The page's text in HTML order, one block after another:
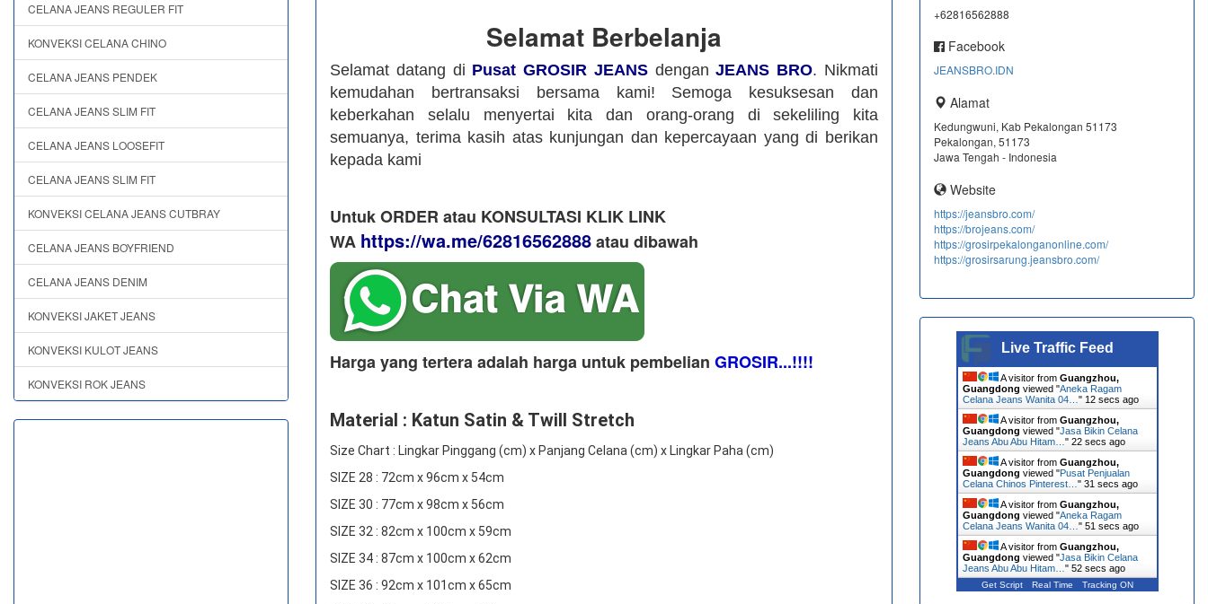
Selamat Berbelanja
Selamat datang di Pusat GROSIR JEANSdenganJEANS BRO. Nikmati
kemudahan bertransaksi bersama kami! Semoga kesuksesan dan
keberkahan selalu menyertai kita dan orang-orang di sekeliling kita
semuanya, terima kasih atas kunjungan dan kepercayaan yang di berikan
kepada kami
Untuk ORDER atau KONSULTASI KLIK LINK
WA https://wa.me/62816562888​ atau dibawah
Harga yang tertera adalah harga untuk pembelian GROSIR...!!!!
Material : Katun Satin & Twill Stretch
Size Chart : Lingkar Pinggang (cm) x Panjang Celana (cm) x Lingkar Paha (cm)
SIZE 28 : 72cm x 96cm x 54cm
SIZE 30 : 77cm x 98cm x 56cm
SIZE 32 : 82cm x 100cm x 59cm
SIZE 34 : 87cm x 100cm x 62cm
SIZE 36 : 92cm x 101cm x 65cm
CELANA JEANS REGULER FIT
KONVEKSI CELANA CHINO
CELANA JEANS PENDEK
CELANA JEANS SLIM FIT
CELANA JEANS LOOSEFIT
CELANA JEANS SLIM FIT
KONVEKSI CELANA JEANS CUTBRAY
CELANA JEANS BOYFRIEND
CELANA JEANS DENIM
KONVEKSI JAKET JEANS
KONVEKSI KULOT JEANS
KONVEKSI ROK JEANS
+62816562888
Facebook
JEANSBRO.IDN
Alamat
Kedungwuni, Kab Pekalongan 51173
Pekalongan, 51173
Jawa Tengah - Indonesia
Website
https://jeansbro.com/
https://brojeans.com/
https://grosirpekalonganonline.com/
https://grosirsarung.jeansbro.com/
Live Traffic Feed
A visitor from Guangzhou,
Guangdong viewed "Aneka Ragam
Celana Jeans Wanita 04… " 12 secs ago
A visitor from Guangzhou,
Guangdong viewed "Jasa Bikin Celana
Jeans Abu Abu Hitam… " 22 secs ago
A visitor from Guangzhou,
Guangdong viewed "Pusat Penjualan
Celana Chinos Pinterest… " 31 secs ago
A visitor from Guangzhou,
Guangdong viewed "Aneka Ragam
Celana Jeans Wanita 04… " 51 secs ago
A visitor from Guangzhou,
Guangdong viewed "Jasa Bikin Celana
Jeans Abu Abu Hitam… " 52 secs ago
Get Script Real Time Tracking ON